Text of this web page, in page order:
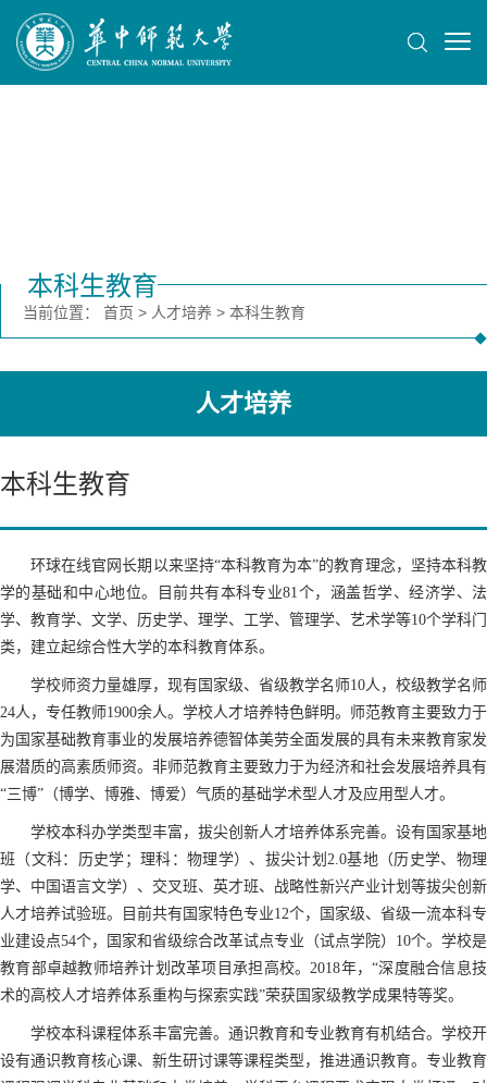
本科生教育
当前位置： 首页 > 人才培养 > 本科生教育
人才培养
本科生教育
环球在线官网长期以来坚持“本科教育为本”的教育理念，坚持本科教
学的基础和中心地位。目前共有本科专业81个，涵盖哲学、经济学、法
学、教育学、文学、历史学、理学、工学、管理学、艺术学等10个学科门
类，建立起综合性大学的本科教育体系。
学校师资力量雄厚，现有国家级、省级教学名师10人，校级教学名师
24人，专任教师1900余人。学校人才培养特色鲜明。师范教育主要致力于
为国家基础教育事业的发展培养德智体美劳全面发展的具有未来教育家发
展潜质的高素质师资。非师范教育主要致力于为经济和社会发展培养具有
“三博”（博学、博雅、博爱）气质的基础学术型人才及应用型人才。
学校本科办学类型丰富，拔尖创新人才培养体系完善。设有国家基地
班（文科：历史学；理科：物理学）、拔尖计划2.0基地（历史学、物理
学、中国语言文学）、交叉班、英才班、战略性新兴产业计划等拔尖创新
人才培养试验班。目前共有国家特色专业12个，国家级、省级一流本科专
业建设点54个，国家和省级综合改革试点专业（试点学院）10个。学校是
教育部卓越教师培养计划改革项目承担高校。2018年，“深度融合信息技
术的高校人才培养体系重构与探索实践”荣获国家级教学成果特等奖。
学校本科课程体系丰富完善。通识教育和专业教育有机结合。学校开
设有通识教育核心课、新生研讨课等课程类型，推进通识教育。专业教育